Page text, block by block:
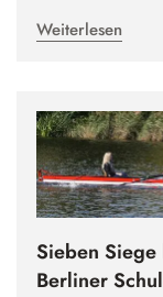
Weiterlesen
Sieben
Berliner